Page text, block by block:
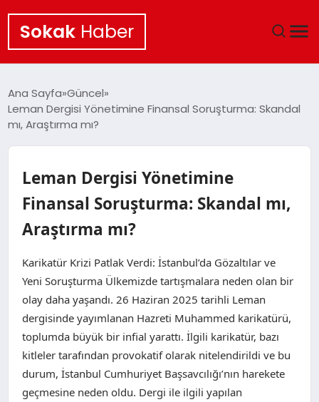
Sokak Haber
EKONOMI
KÜLTÜR SANAT
SAĞLIK
TEKNOLOJI
Ana Sayfa Güncel
Leman Dergisi Yönetimine Finansal Soruşturma: Skandal
mı, Araştırma mı?
Leman Dergisi Yönetimine
Finansal Soruşturma: Skandal mı,
Araştırma mı?
Karikatür Krizi Patlak Verdi: İstanbul’da Gözaltılar ve
Yeni Soruşturma Ülkemizde tartışmalara neden olan bir
olay daha yaşandı. 26 Haziran 2025 tarihli Leman
dergisinde yayımlanan Hazreti Muhammed karikatürü,
toplumda büyük bir infial yarattı. İlgili karikatür, bazı
kitleler tarafından provokatif olarak nitelendirildi ve bu
durum, İstanbul Cumhuriyet Başsavcılığı’nın harekete
geçmesine neden oldu. Dergi ile ilgili yapılan